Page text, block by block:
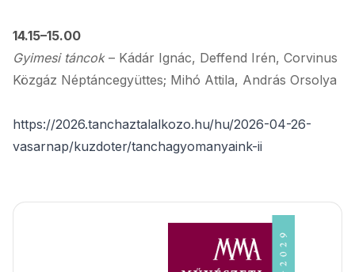
14.15–15.00
Gyimesi táncok – Kádár Ignác, Deffend Irén, Corvinus
Közgáz Néptáncegyüttes; Mihó Attila, András Orsolya
https://2026.tanchaztalalkozo.hu/hu/2026-04-26-
vasarnap/kuzdoter/tanchagyomanyaink-ii